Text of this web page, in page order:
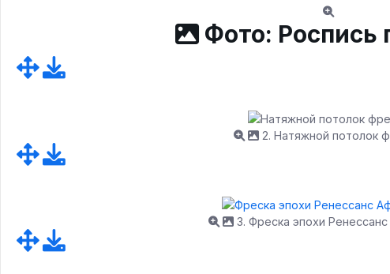
Фото: Роспись
2. Натяжной потолок
3. Фреска эпохи